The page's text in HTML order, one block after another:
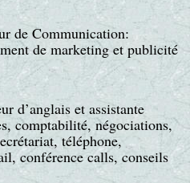
de Communication:
de marketing et publicité
d’anglais et assistante
comptabilité, négociations,
téléphone,
conférence calls, conseils